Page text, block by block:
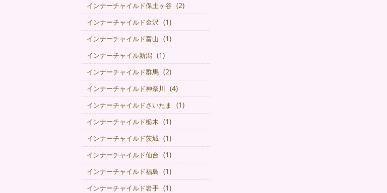
インナーチャイルド保土ヶ谷 (2)
インナーチャイルド金沢 (1)
インナーチャイルド富山 (1)
インナーチャイル新潟 (1)
インナーチャイルド群馬 (2)
インナーチャイルド神奈川 (4)
インナーチャイルドさいたま (1)
インナーチャイルド栃木 (1)
インナーチャイルド茨城 (1)
インナーチャイルド仙台 (1)
インナーチャイルド福島 (1)
インナーチャイルド岩手 (1)